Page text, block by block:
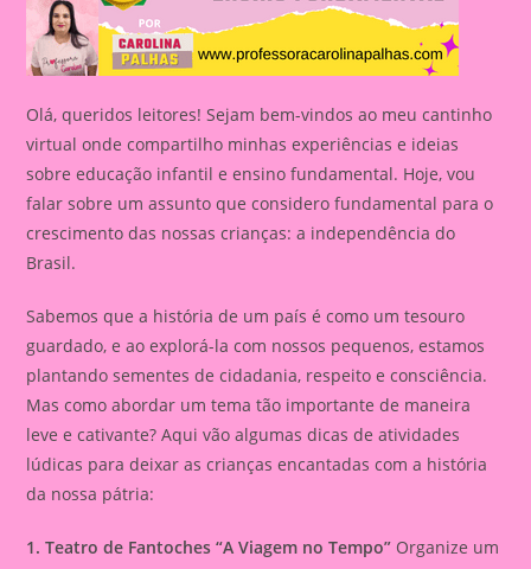
Olá, queridos leitores! Sejam bem-vindos ao meu cantinho
virtual onde compartilho minhas experiências e ideias
sobre educação infantil e ensino fundamental. Hoje, vou
falar sobre um assunto que considero fundamental para o
crescimento das nossas crianças: a independência do
Brasil.
Sabemos que a história de um país é como um tesouro
guardado, e ao explorá-la com nossos pequenos, estamos
plantando sementes de cidadania, respeito e consciência.
Mas como abordar um tema tão importante de maneira
leve e cativante? Aqui vão algumas dicas de atividades
lúdicas para deixar as crianças encantadas com a história
da nossa pátria:
1. Teatro de Fantoches “A Viagem no Tempo” Organize um